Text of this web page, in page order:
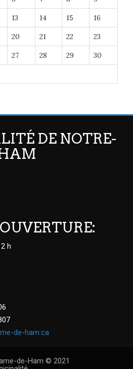
13 14 15 16
20 21 22 23
27 28 29 30
DE NOTRE-
h
de-ham.ca
de-Ham © 2021